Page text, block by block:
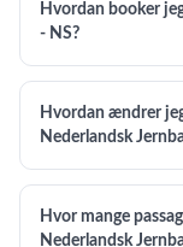
Hvordan booker
- NS?
Hvordan ændrer
Nederlandsk
Hvor mange
Nederlandsk